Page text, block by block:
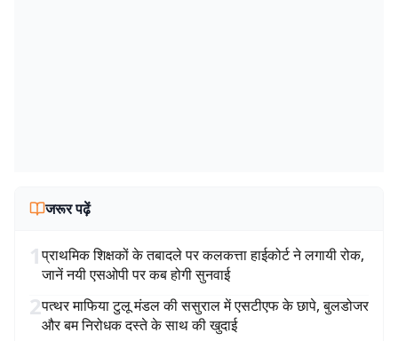
जरूर पढ़ें
1प्राथमिक शिक्षकों के तबादले पर कलकत्ता हाईकोर्ट ने लगायी रोक,
जानें नयी एसओपी पर कब होगी सुनवाई
2पत्थर माफिया टुलू मंडल की ससुराल में एसटीएफ के छापे, बुलडोजर
और बम निरोधक दस्ते के साथ की खुदाई